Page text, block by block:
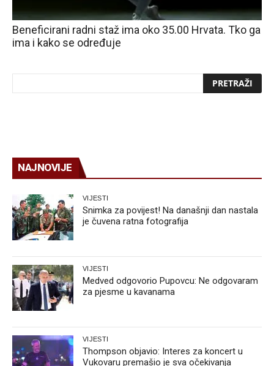
Beneficirani radni staž ima oko 35.00 Hrvata. Tko ga
ima i kako se određuje
NAJNOVIJE
VIJESTI
Snimka za povijest! Na današnji dan nastala
je čuvena ratna fotografija
VIJESTI
Medved odgovorio Pupovcu: Ne odgovaram
za pjesme u kavanama
VIJESTI
Thompson objavio: Interes za koncert u
Vukovaru premašio je sva očekivanja